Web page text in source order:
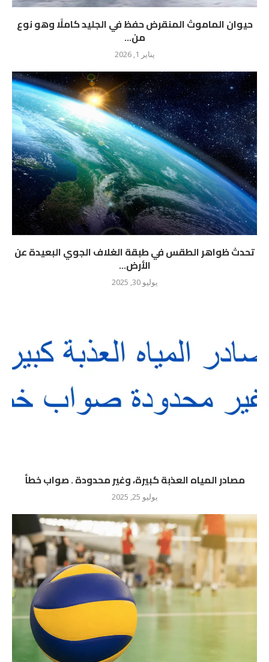
حيوان الماموث المنقرض حفظ في الجليد كاملًا وهو نوع
من...
يناير 1, 2026
تحدث ظواهر الطقس في طبقة الغلاف الجوي البعيدة عن
الأرض...
يوليو 30, 2025
مصادر المياه العذبة كبيرة، وغير محدودة . صواب خطأ
يوليو 25, 2025